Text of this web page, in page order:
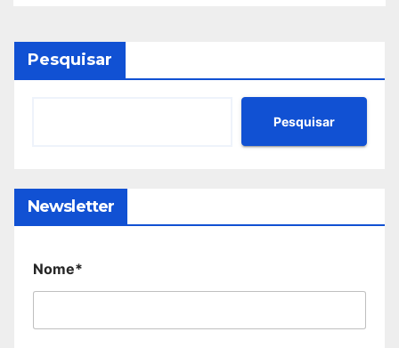
Pesquisar
Pesquisar
Newsletter
Nome*